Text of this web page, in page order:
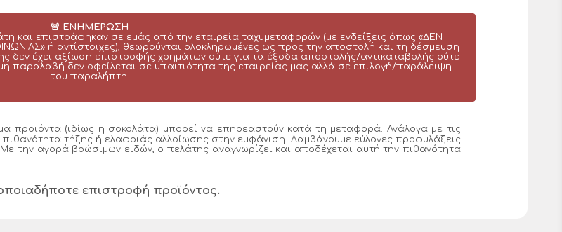
🚨 ΕΝΗΜΕΡΩΣΗ
και επιστράφηκαν σε εμάς από την εταιρεία ταχυμεταφορών (με ενδείξεις όπως «ΔΕΝ
ή αντίστοιχες), θεωρούνται ολοκληρωμένες ως προς την αποστολή και τη δέσμευση
δεν έχει αξίωση επιστροφής χρημάτων ούτε για τα έξοδα αποστολής/αντικαταβολής ούτε
παραλαβή δεν οφείλεται σε υπαιτιότητα της εταιρείας μας αλλά σε επιλογή/παράλειψη
του παραλήπτη.
προϊόντα (ιδίως η σοκολάτα) μπορεί να επηρεαστούν κατά τη μεταφορά. Ανάλογα με τις
πιθανότητα τήξης ή ελαφριάς αλλοίωσης στην εμφάνιση. Λαμβάνουμε εύλογες προφυλάξεις
την αγορά βρώσιμων ειδών, ο πελάτης αναγνωρίζει και αποδέχεται αυτή την πιθανότητα
επιστροφή προϊόντος.